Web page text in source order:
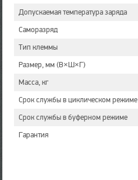
Допускаемая температура заряда
Саморазряд
Тип клеммы
Размер, мм (В×Ш×Г)
Масса, кг
Срок службы в циклическом режиме
Срок службы в буферном режиме
Гарантия